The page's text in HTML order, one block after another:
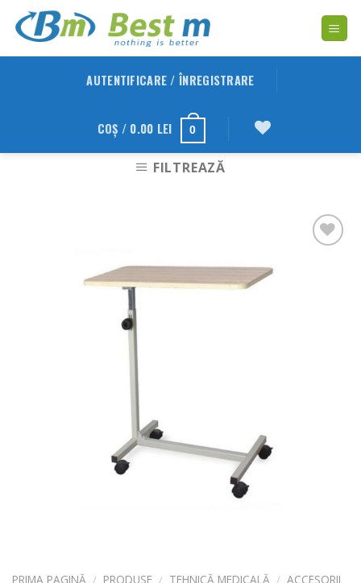
AUTENTIFICARE / ÎNREGISTRARE
COȘ / 0.00 LEI 0
FILTREAZĂ
PRIMA PAGINĂ / PRODUSE / TEHNICĂ MEDICALĂ / ACCESORII